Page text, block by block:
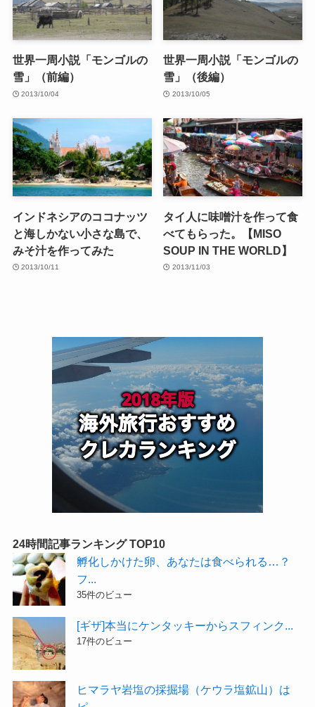
世界一周小説「モンゴルの
雪」（前編）
2013/10/04
世界一周小説「モンゴルの
雪」（後編）
2013/10/05
インドネシアのココナッツ
と海しかない小さな島で、
みそ汁を作ってみた
2013/10/11
タイ人に味噌汁を作って食
べてもらった。【MISO
SOUP IN THE WORLD】
2013/11/03
24時間記事ランキング TOP10
孵化しかけた卵、あなたは食べられる…？
フ...
35件のビュー
[ギザ]本当にケンタッキーからスフィンク...
17件のビュー
ヒマラヤ岩塩の採掘場（ケウラ塩鉱山）は